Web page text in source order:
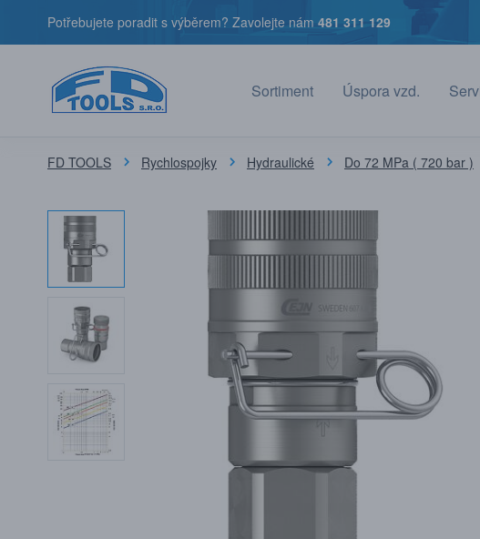
Potřebujete poradit s výběrem? Zavolejte nám 481 311 129
Sortiment Úspora vzd.
FD TOOLS Rychlospojky Hydraulické Do 72 MPa ( 720 bar )